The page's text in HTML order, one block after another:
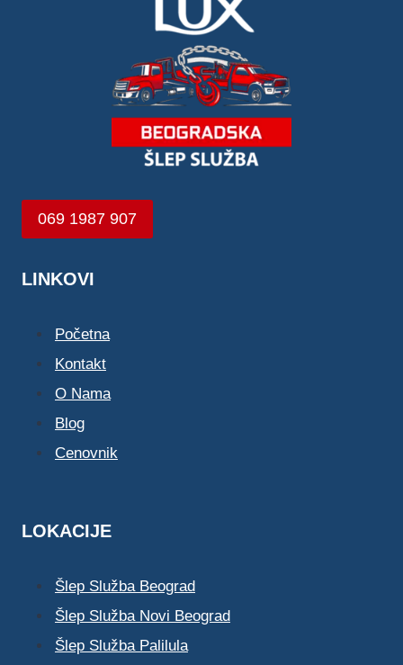
069 1987 907
LINKOVI
Početna
Kontakt
O Nama
Blog
Cenovnik
LOKACIJE
Šlep Služba Beograd
Šlep Služba Novi Beograd
Šlep Služba Palilula